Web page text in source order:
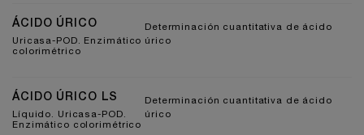
ÁCIDO ÚRICO
Uricasa-POD. Enzimático
colorimétrico
Determinación cuantitativa de ácido
úrico
ÁCIDO ÚRICO LS
Líquido. Uricasa-POD.
Enzimático colorimétrico
Determinación cuantitativa de ácido
úrico